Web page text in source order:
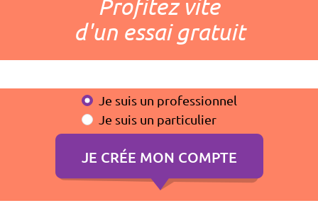
Profitez vite
d'un essai gratuit
Je suis un professionnel
Je suis un particulier